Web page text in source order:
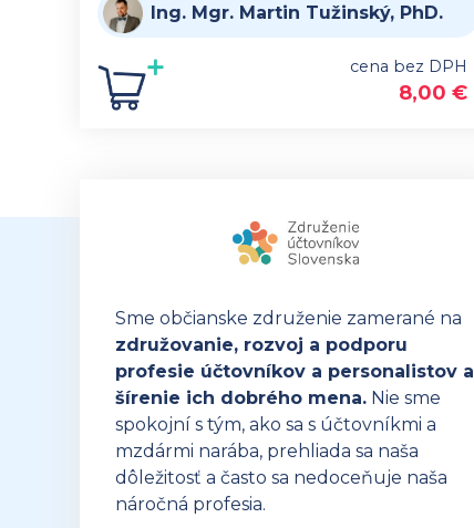
Ing. Mgr. Martin Tužinský, PhD.
cena bez DPH
8,00€
Sme občianske združenie zamerané na
združovanie, rozvoj a podporu
profesie účtovníkov a personalistov a
šírenie ich dobrého mena. Nie sme
spokojní s tým, ako sa s účtovníkmi a
mzdármi narába, prehliada sa naša
dôležitosť a často sa nedoceňuje naša
náročná profesia.